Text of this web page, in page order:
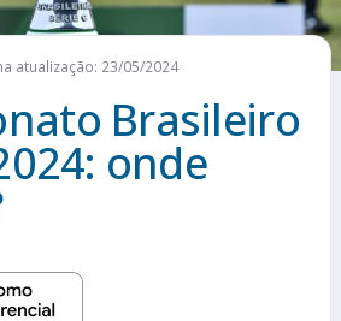
atualização: 23/05/2024
Brasileiro
onde